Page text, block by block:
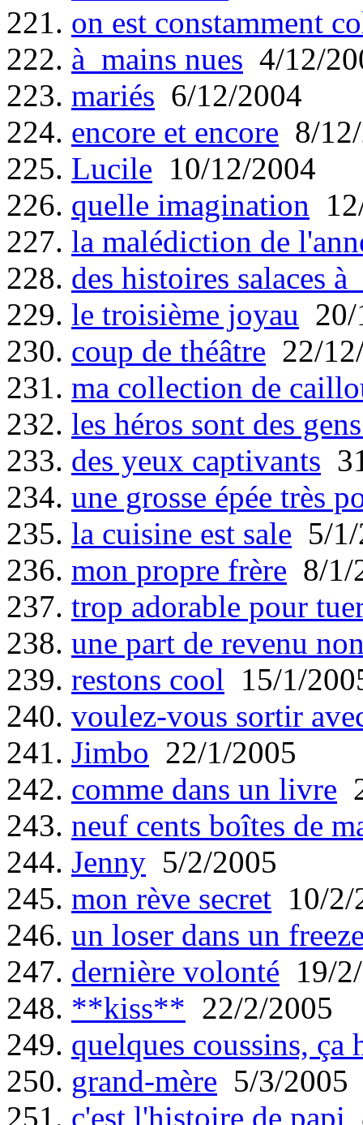
221. on est constamment
222. à mains nues 4/12/
223. mariés 6/12/2004
224. encore et encore 8/
225. Lucile 10/12/2004
226. quelle imagination
227. la malédiction de
228. des histoires salaces
229. le troisième joyau
230. coup de théâtre 22/
231. ma collection de
232. les héros sont des
233. des yeux captivants
234. une grosse épée très
235. la cuisine est sale 5/
236. mon propre frère 8/1/
237. trop adorable pour
238. une part de revenu
239. restons cool 15/1/
240. voulez-vous sortir
241. Jimbo 22/1/2005
242. comme dans un livre
243. neuf cents boîtes de
244. Jenny 5/2/2005
245. mon rève secret 10/2/
246. un loser dans un
247. dernière volonté 19/
248. **kiss** 22/2/2005
249. quelques coussins,
250. grand-mère 5/3/2005
251. c'est l'histoire de papi